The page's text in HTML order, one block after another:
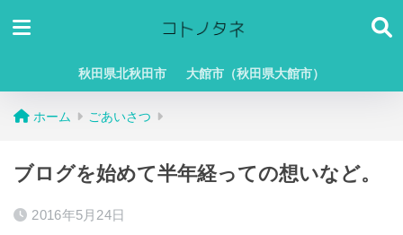
秋田県北秋田市 大館市（秋田県大館市）
ホーム ごあいさつ
ブログを始めて半年経っての想いなど。
2016年5月24日